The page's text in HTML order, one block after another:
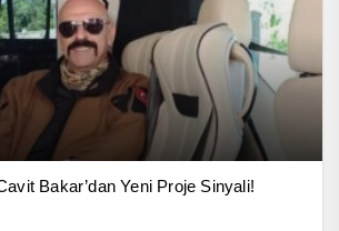
Bakar’dan Yeni Proje Sinyali!